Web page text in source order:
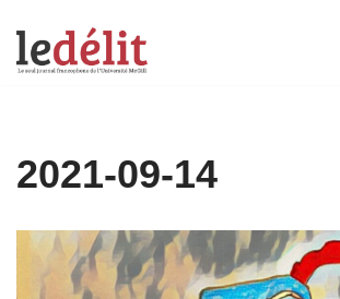
Aller
2021-09-14